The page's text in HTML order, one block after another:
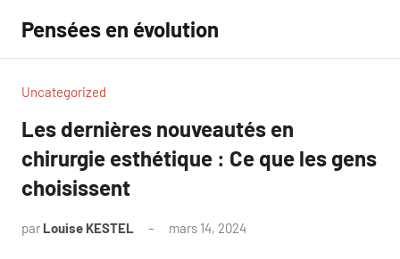
contenu
Pensées en évolution
Uncategorized
Les dernières nouveautés en
chirurgie esthétique : Ce que les gens
choisissent
par Louise KESTEL mars 14, 2024